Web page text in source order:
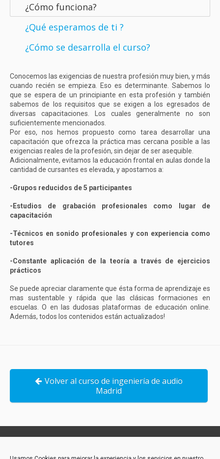
¿Cómo funciona?
¿Qué esperamos de ti ?
¿Cómo se desarrolla el curso?
Conocemos las exigencias de nuestra profesión muy bien, y más
cuando recién se empieza. Eso es determinante. Sabemos lo
que se espera de un principiante en esta profesión y también
sabemos de los requisitos que se exigen a los egresados de
diversas capacitaciones. Los cuales generalmente no son
suficientemente mencionados.
Por eso, nos hemos propuesto como tarea desarrollar una
capacitación que ofrezca la práctica mas cercana posible a las
exigencias reales de la profesión, sin dejar de ser asequible.
Adicionalmente, evitamos la educación frontal en aulas donde la
cantidad de cursantes es elevada, y apostamos a:
-Grupos reducidos de 5 participantes
-Estudios de grabación profesionales como lugar de
capacitación
-Técnicos en sonido profesionales y con experiencia como
tutores
-Constante aplicación de la teoría a través de ejercicios
prácticos
Se puede apreciar claramente que ésta forma de aprendizaje es
mas sustentable y rápida que las clásicas formaciones en
escuelas. O en las dudosas plataformas de educación online.
Además, todos los contenidos están actualizados!
Volver al curso de ingeniería de audio
Madrid